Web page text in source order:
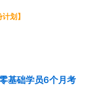
划】
基础学员6个月考